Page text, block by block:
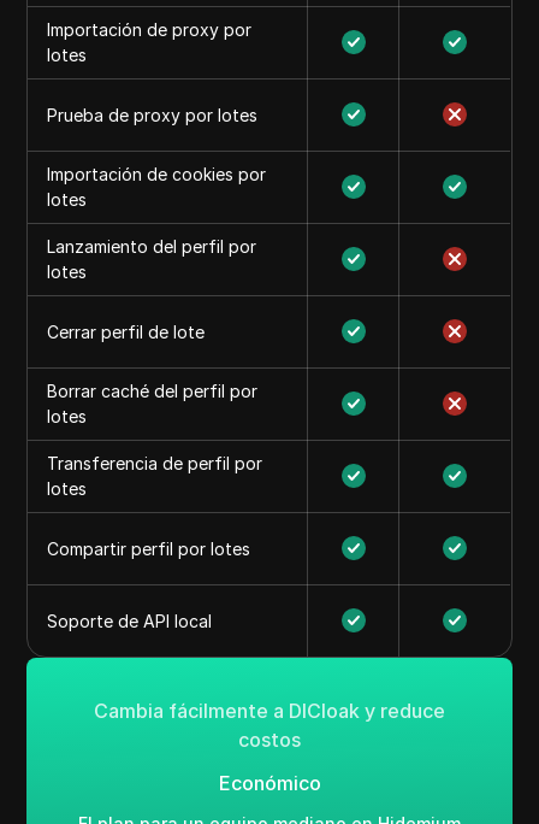
Importación de proxy por
lotes
Prueba de proxy por lotes
Importación de cookies por
lotes
Lanzamiento del perfil por
lotes
Cerrar perfil de lote
Borrar caché del perfil por
lotes
Transferencia de perfil por
lotes
Compartir perfil por lotes
Soporte de API local
Cambia fácilmente a DICloak y reduce
costos
Económico